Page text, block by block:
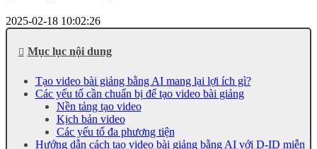
2025-02-18 10:02:26
Mục lục nội dung
Tạo video bài giảng bằng AI mang lại lợi ích gì?
Các yếu tố cần chuẩn bị để tạo video bài giảng
Nền tảng tạo video
Kịch bản video
Các yếu tố đa phương tiện
Hướng dẫn cách tạo video bài giảng bằng AI với D-ID miễn